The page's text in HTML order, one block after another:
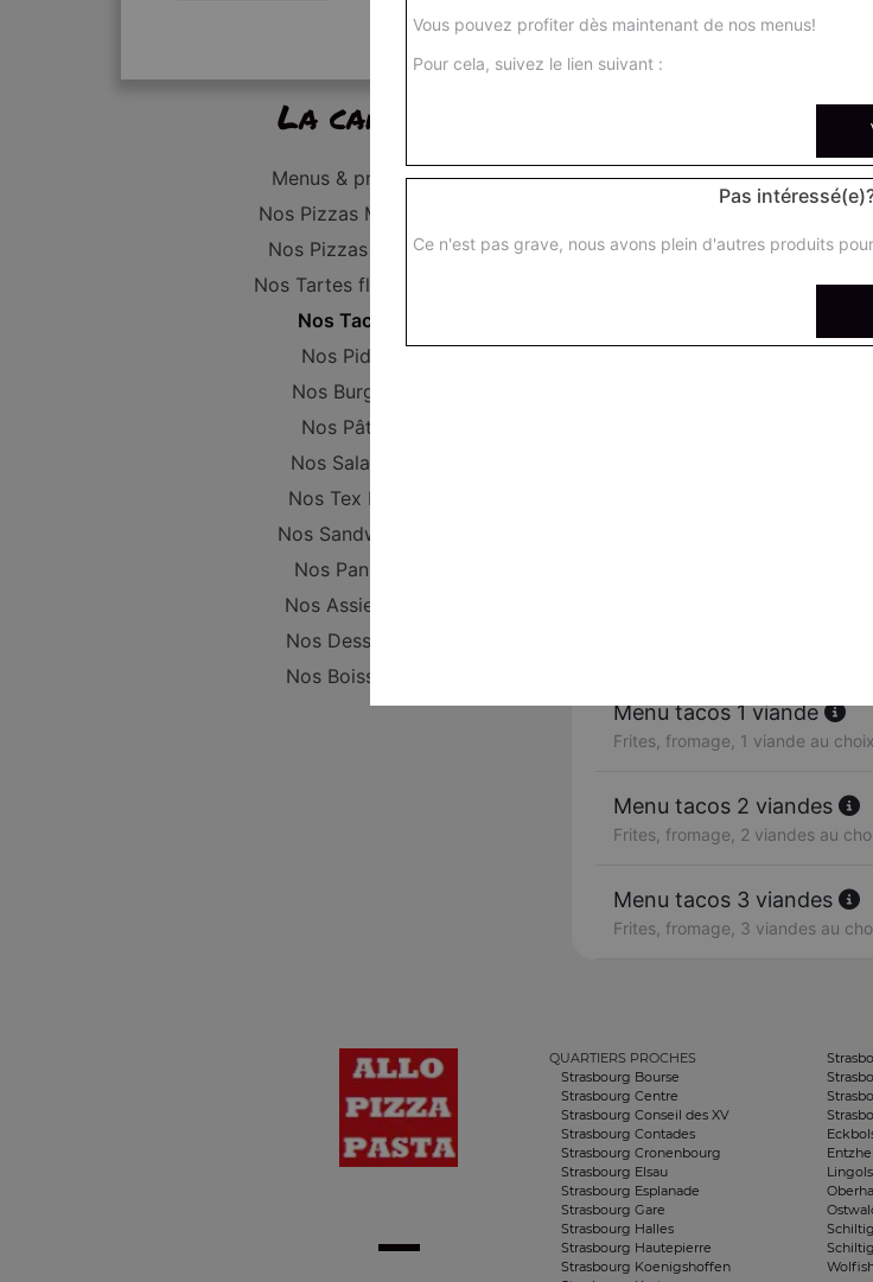
La carte
Menus & promos
Nos Pizzas Médium
Nos Pizzas Large
Nos Tartes flambées
Nos Tacos
Nos Pides
Nos Burgers
Nos Pâtes
Nos Salades
Nos Tex Mex
Nos Sandwichs
Nos Paninis
Nos Assiettes
Nos Desserts
Nos Boissons
Menu tacos 1 viande
Frites, fromage, 1 viande au
Menu tacos 2 viandes
Frites, fromage, 2 viandes au
Menu tacos 3 viandes
Frites, fromage, 3 viandes au
QUARTIERS PROCHES
Strasbourg Bourse
Strasbourg Centre
Strasbourg Conseil des XV
Strasbourg Contades
Strasbourg Cronenbourg
Strasbourg Elsau
Strasbourg Esplanade
Strasbourg Gare
Strasbourg Halles
Strasbourg Hautepierre
Strasbourg Koenigshoffen
Vous pouvez profiter dès maintenant de nos menus!
Pour cela, suivez le lien suivant :
Pas
Ce n'est pas grave, nous avons plein d'autres produits